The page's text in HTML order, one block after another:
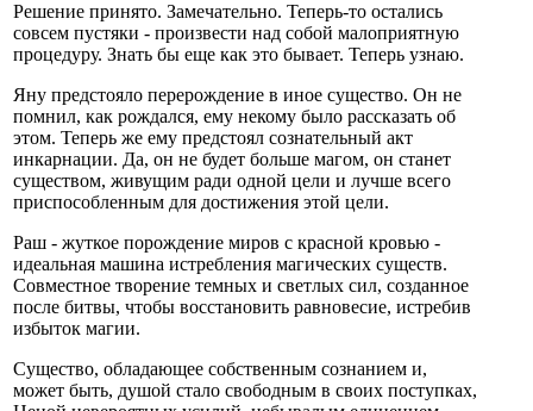
Решение принято. Замечательно. Теперь-то остались
совсем пустяки - произвести над собой малоприятную
процедуру. Знать бы еще как это бывает. Теперь узнаю.
Яну предстояло перерождение в иное существо. Он не
помнил, как рождался, ему некому было рассказать об
этом. Теперь же ему предстоял сознательный акт
инкарнации. Да, он не будет больше магом, он станет
существом, живущим ради одной цели и лучше всего
приспособленным для достижения этой цели.
Раш - жуткое порождение миров с красной кровью -
идеальная машина истребления магических существ.
Совместное творение темных и светлых сил, созданное
после битвы, чтобы восстановить равновесие, истребив
избыток магии.
Существо, обладающее собственным сознанием и,
может быть, душой стало свободным в своих поступках,